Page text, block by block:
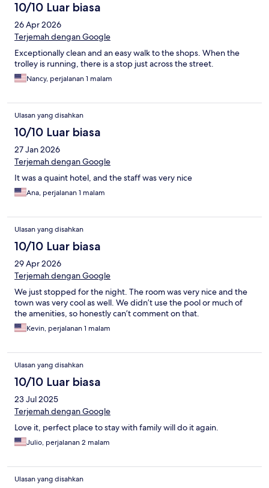
10/10 Luar biasa
26 Apr 2026
Terjemah dengan Google
Exceptionally clean and an easy walk to the shops. When the
trolley is running, there is a stop just across the street.
Nancy, perjalanan 1 malam
Ulasan yang disahkan
10/10 Luar biasa
27 Jan 2026
Terjemah dengan Google
It was a quaint hotel, and the staff was very nice
Ana, perjalanan 1 malam
Ulasan yang disahkan
10/10 Luar biasa
29 Apr 2026
Terjemah dengan Google
We just stopped for the night. The room was very nice and the
town was very cool as well. We didn’t use the pool or much of
the amenities, so honestly can’t comment on that.
Kevin, perjalanan 1 malam
Ulasan yang disahkan
10/10 Luar biasa
23 Jul 2025
Terjemah dengan Google
Love it, perfect place to stay with family will do it again.
Julio, perjalanan 2 malam
Ulasan yang disahkan